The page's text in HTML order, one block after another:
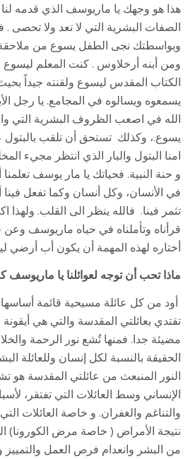
هذا هو وجهك يا ماريوسف الذي قدمه لنا
الصفات البشرية التي لا تعد ولا تحصى
وبواسطتك نجى الطفل يسوع من
ومن أبنه أرخلاوس . كنت المعلم
الكتاب المقدس ليسوع ولقنته جيداً
يسمعوه ويسالوه في المجامع. يا رجل
الله في اصعب الظروف البشرية التي
يسوع.، وكذلك تستحق أن تلقب بالبتول
امنا البتول والبار الذي انتظر مجيء
و حنة النبية. فحياتك يا مار يوسف
في الأنسان، وكل أنسان وكما تفعل
تثمر فينا. فالله ينظر الى القلب. ولهذا
قرأناه وتأملناه في حياه ماريوسف
أختاره لهذه المهمة أن يكون أب أرضي
ماذا تحب أن توجه لعوائلنا يا ماريوسف
أود من كل عائلة مسيحية قائمة
تقتدي بعائلتي المقدسة والتي هي
مضيئة جدا. فمنها تُشع نور الرحمة
الحقيقة بالنسبة لكل إنسان وللعائلة
النور المنبعث من عائلتي المقدسة هو
الإنساني وسط العائلات التي تفتقر،
والتناغم والغفران. و خاصة العائلات
نتيجة الأمراض ( خاصة مرض الكورونا)
من البشر وانعدام فرص العمل والتمييز